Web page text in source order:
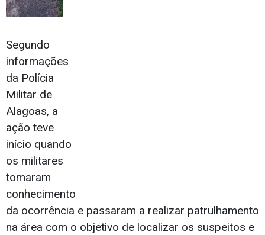
Segundo
informações
da Polícia
Militar de
Alagoas, a
ação teve
início quando
os militares
tomaram
conhecimento
da ocorrência e passaram a realizar patrulhamento
na área com o objetivo de localizar os suspeitos e